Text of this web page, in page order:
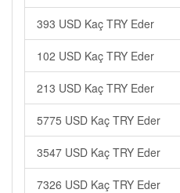
393 USD Kaç TRY Eder
102 USD Kaç TRY Eder
213 USD Kaç TRY Eder
5775 USD Kaç TRY Eder
3547 USD Kaç TRY Eder
7326 USD Kaç TRY Eder